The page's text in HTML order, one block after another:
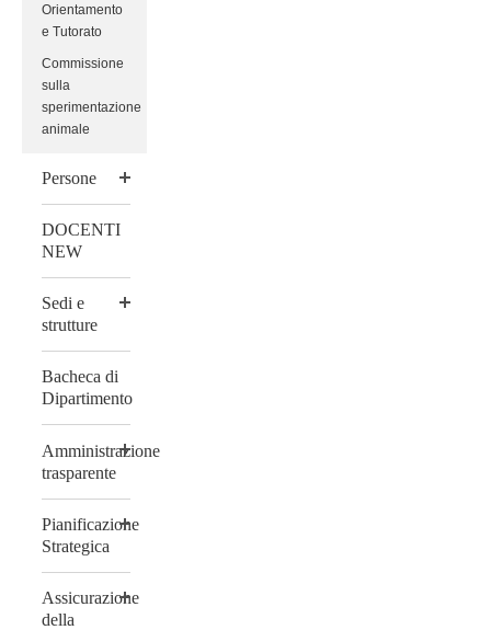
Orientamento
e Tutorato
Commissione
sulla
sperimentazione
animale
Persone
DOCENTI
NEW
Sedi e
strutture
Bacheca di
Dipartimento
Amministrazione
trasparente
Pianificazione
Strategica
Assicurazione
della